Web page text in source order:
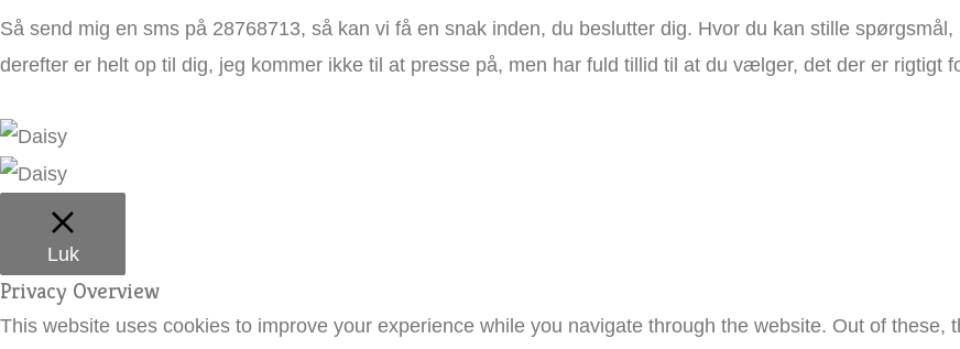
Så send mig en sms på 28768713, så kan vi få en snak inden, du beslutter dig. Hvor du kan stille
derefter er helt op til dig, jeg kommer ikke til at presse på, men har fuld tillid til at du vælger, det der er rigtigt
Luk
Privacy Overview
This website uses cookies to improve your experience while you navigate through the website. Out of